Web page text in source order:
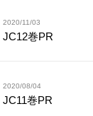
2020/11/03
JC12巻PR
2020/08/04
JC11巻PR